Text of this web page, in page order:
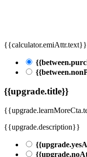
{{calculator.emiAttr.text}}
{{upgrade.title}}
{{upgrade.description}}